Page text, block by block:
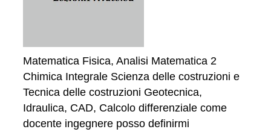
Matematica Fisica, Analisi Matematica 2
Chimica Integrale Scienza delle costruzioni e
Tecnica delle costruzioni Geotecnica,
Idraulica, CAD, Calcolo differenziale come
docente ingegnere posso definirmi